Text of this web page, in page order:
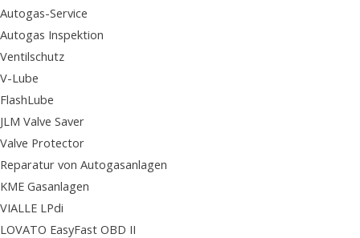
Autogas-Service
Autogas Inspektion
Ventilschutz
V-Lube
FlashLube
JLM Valve Saver
Valve Protector
Reparatur von Autogasanlagen
KME Gasanlagen
VIALLE LPdi
LOVATO EasyFast OBD II